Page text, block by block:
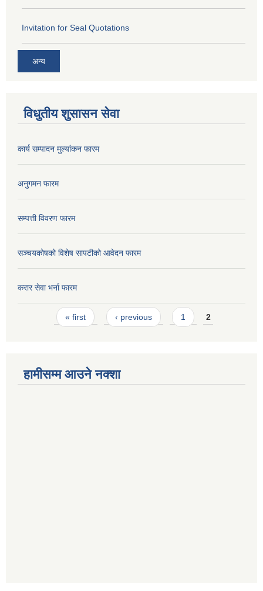
Invitation for Seal Quotations
अन्य
विधुतीय शुसासन सेवा
कार्य सम्पादन मुल्यांकन फारम
अनुगमन फारम
सम्पत्ती विवरण फारम
सञ्चयकोषको विशेष सापटीको आवेदन फारम
करार सेवा भर्ना फारम
Pages« first ‹ previous 1 2
हामीसम्म आउने नक्शा